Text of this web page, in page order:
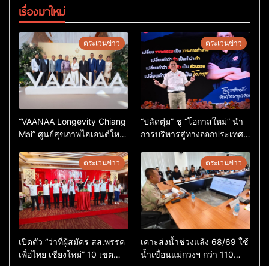
เรื่องมาใหม่
ตระเวนข่าว
“VAANAA Longevity Chiang
Mai” ศูนย์สุขภาพไฮเอนต์ใหญ่
ตระเวนข่าว
“ปลัดตุ๋ม” ชู “โอกาสใหม่” นำ
การบริหารสู่ทางออกประเทศ
ตระเวนข่าว
เปิดตัว “ว่าที่ผู้สมัคร สส.พรรค
เพื่อไทย เชียงใหม่” 10 เขต
ตระเวนข่าว
เคาะส่งน้ำช่วงแล้ง 68/69 ใช้
น้ำเขื่อนแม่กวงฯ กว่า 110